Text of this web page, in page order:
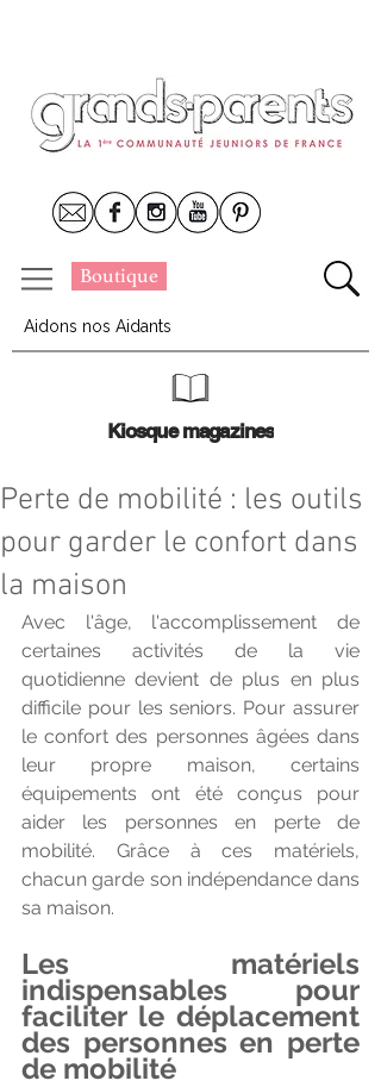
Boutique
Aidons nos Aidants
Kiosque magazines
Perte de mobilité : les outils
pour garder le confort dans
la maison
Avec l'âge, l'accomplissement de
certaines activités de la vie
quotidienne devient de plus en plus
difficile pour les seniors. Pour assurer
le confort des personnes âgées dans
leur propre maison, certains
équipements ont été conçus pour
aider les personnes en perte de
mobilité. Grâce à ces matériels,
chacun garde son indépendance dans
sa maison.
Les matériels
indispensables pour
faciliter le déplacement
des personnes en perte
de mobilité